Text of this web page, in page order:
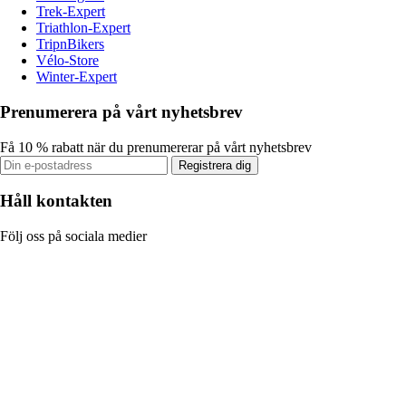
Trek-Expert
Triathlon-Expert
TripnBikers
Vélo-Store
Winter-Expert
Prenumerera på vårt nyhetsbrev
Få 10 % rabatt när du prenumererar på vårt nyhetsbrev
Registrera dig
Håll kontakten
Följ oss på sociala medier